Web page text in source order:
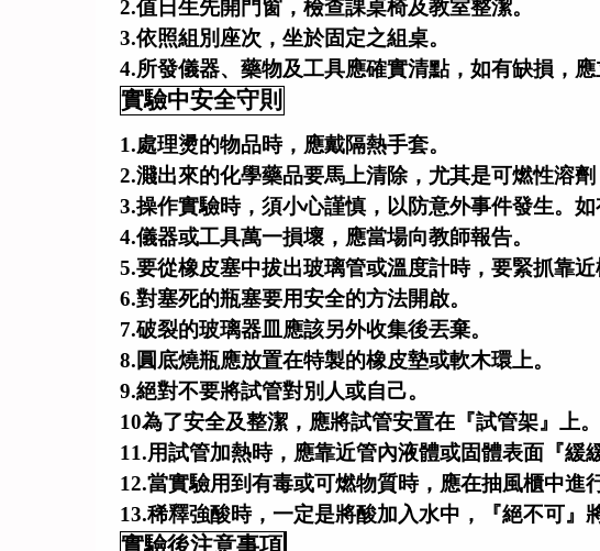
2.值日生先開門窗，檢查課桌椅及教室整潔。
3.依照組別座次，坐於固定之組桌。
4.所發儀器、藥物及工具應確實清點，如有缺損，應
實驗中安全守則
1.處理燙的物品時，應戴隔熱手套。
2.濺出來的化學藥品要馬上清除，尤其是可燃性溶劑
3.操作實驗時，須小心謹慎，以防意外事件發生。
4.儀器或工具萬一損壞，應當場向教師報告。
5.要從橡皮塞中拔出玻璃管或溫度計時，要緊抓靠
6.對塞死的瓶塞要用安全的方法開啟。
7.破裂的玻璃器皿應該另外收集後丟棄。
8.圓底燒瓶應放置在特製的橡皮墊或軟木環上。
9.絕對不要將試管對別人或自己。
10為了安全及整潔，應將試管安置在『試管架』上。
11.用試管加熱時，應靠近管內液體或固體表面『緩
12.當實驗用到有毒或可燃物質時，應在抽風櫃中進
13.稀釋強酸時，一定是將酸加入水中，『絕不可』